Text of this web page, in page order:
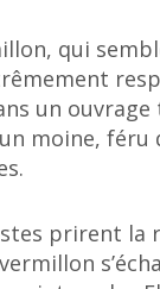
qui
un ouvrage
moine, féru
prirent la